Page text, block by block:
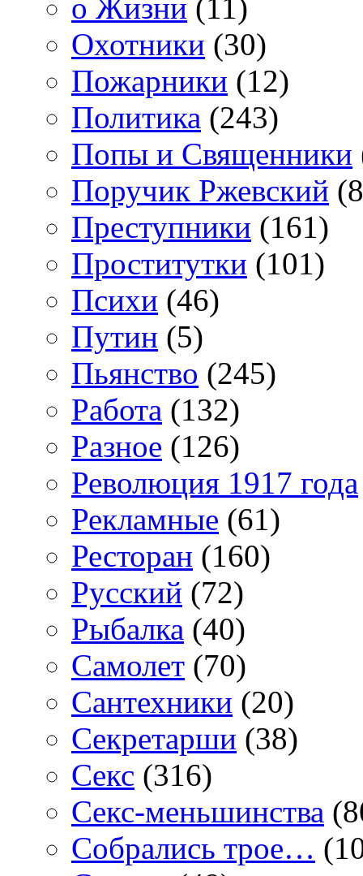
о Жизни (11)
Охотники (30)
Пожарники (12)
Политика (243)
Попы и Священники
Поручик Ржевский
Преступники (161)
Проститутки (101)
Психи (46)
Путин (5)
Пьянство (245)
Работа (132)
Разное (126)
Революция 1917 года
Рекламные (61)
Ресторан (160)
Русский (72)
Рыбалка (40)
Самолет (70)
Сантехники (20)
Секретарши (38)
Секс (316)
Секс-меньшинства
Собрались трое…